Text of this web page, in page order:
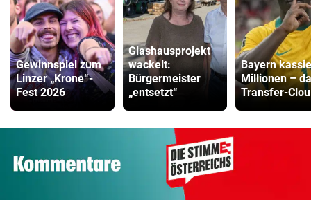
Gewinnspiel zum
Linzer „Krone“-
Fest 2026
Glashausprojekt
wackelt:
Bürgermeister
„entsetzt“
Bayern
Millionen –
Transfer-Clou